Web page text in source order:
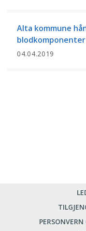
Alta kommune
04.04.2019